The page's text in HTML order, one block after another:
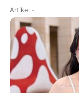
Artikel -